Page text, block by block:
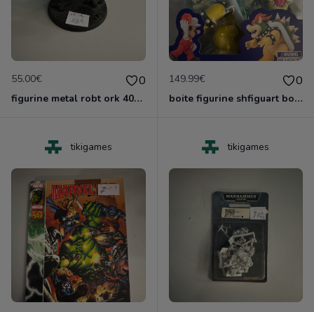
55.00€ 0
figurine metal robt ork 40000 games worshop
149.99€ 0
boite figurine shfiguart bower neuve
tikigames tikigames